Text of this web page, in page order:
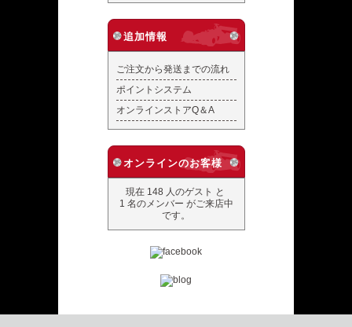
追加情報
ご注文から発送までの流れ
ポイントシステム
オンラインストアQ＆A
オンラインのお客様
現在 148 人のゲスト と
1 名のメンバー がご来店中
です。